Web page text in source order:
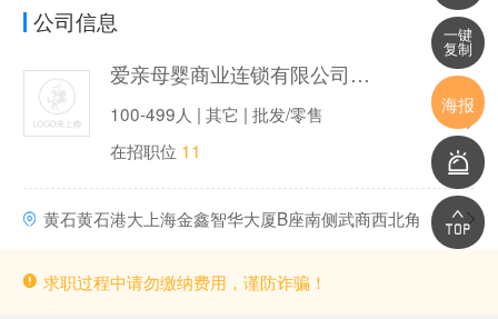
公司信息
爱亲母婴商业连锁有限公司（爱亲母婴）
100-499人 | 其它 | 批发/零售
在招职位 11
黄石黄石港大上海金鑫智华大厦B座南侧武商西北角
求职过程中请勿缴纳费用，谨防诈骗！
一键
复制
海报